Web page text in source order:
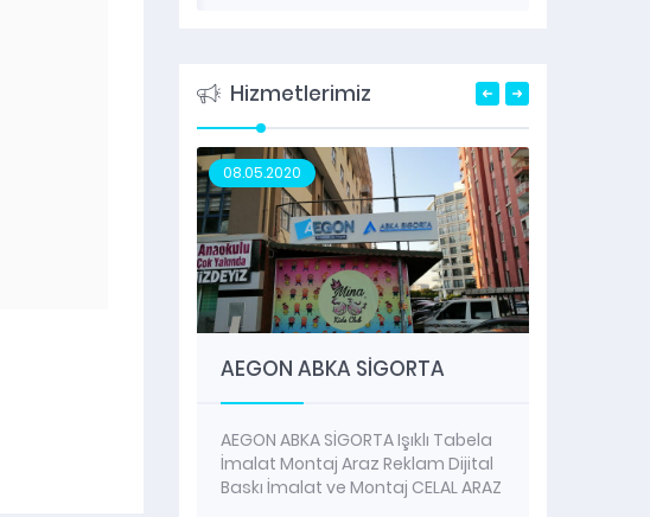
Hizmetlerimiz
08.05.2020
AEGON ABKA SİGORTA
AEGON ABKA SİGORTA Işıklı Tabela
İmalat Montaj Araz Reklam Dijital
Baskı İmalat ve Montaj CELAL ARAZ